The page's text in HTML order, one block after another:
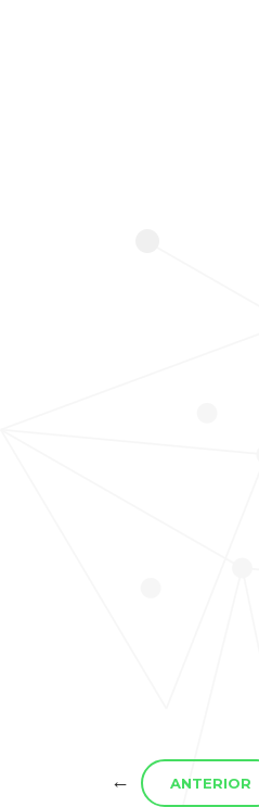
← ANTERIOR